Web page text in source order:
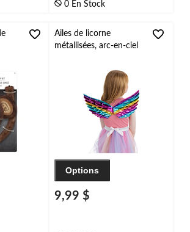
0 En Stock
Ailes de licorne
métallisées, arc-en-ciel
Options
9,99 $